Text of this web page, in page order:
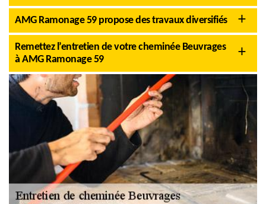
AMG Ramonage 59 propose des travaux diversifiés
Remettez l’entretien de votre cheminée Beuvrages
à AMG Ramonage 59